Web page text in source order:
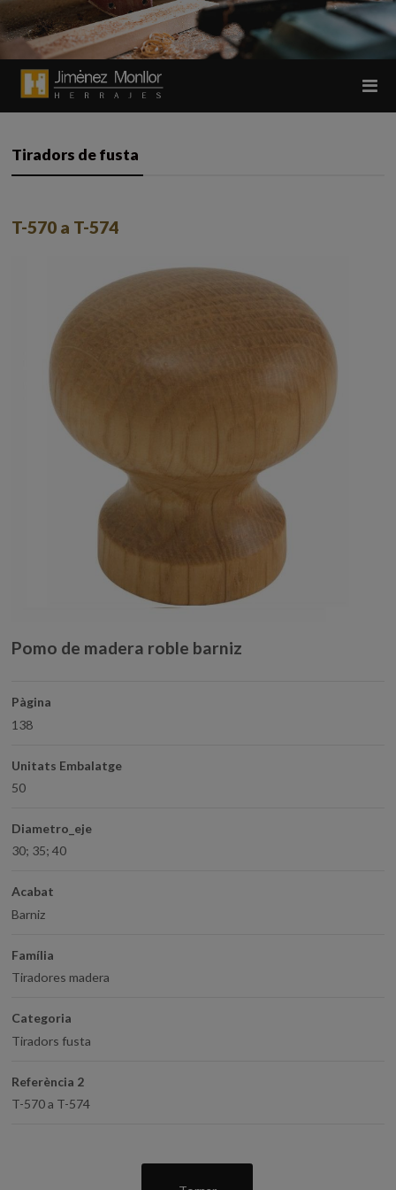
Tiradors de fusta
T-570 a T-574
Pomo de madera roble barniz
Pàgina
138
Unitats Embalatge
50
Diametro_eje
30; 35; 40
Acabat
Barniz
Família
Tiradores madera
Categoria
Tiradors fusta
Referència 2
T-570 a T-574